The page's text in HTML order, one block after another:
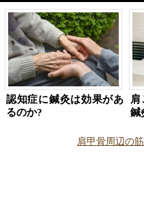
認知症に鍼灸は効果があ
るのか?
鍼
肩甲骨周辺の